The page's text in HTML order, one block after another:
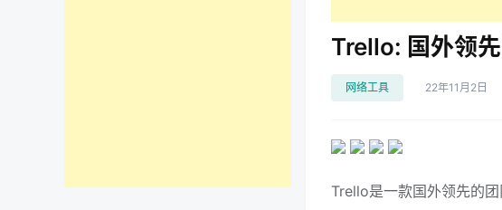
Trello: 国外领
网络工具 22年11月2日
Trello是一款国外领先的